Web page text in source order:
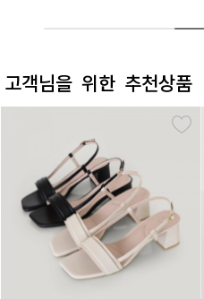
고객님을 위한 추천상품